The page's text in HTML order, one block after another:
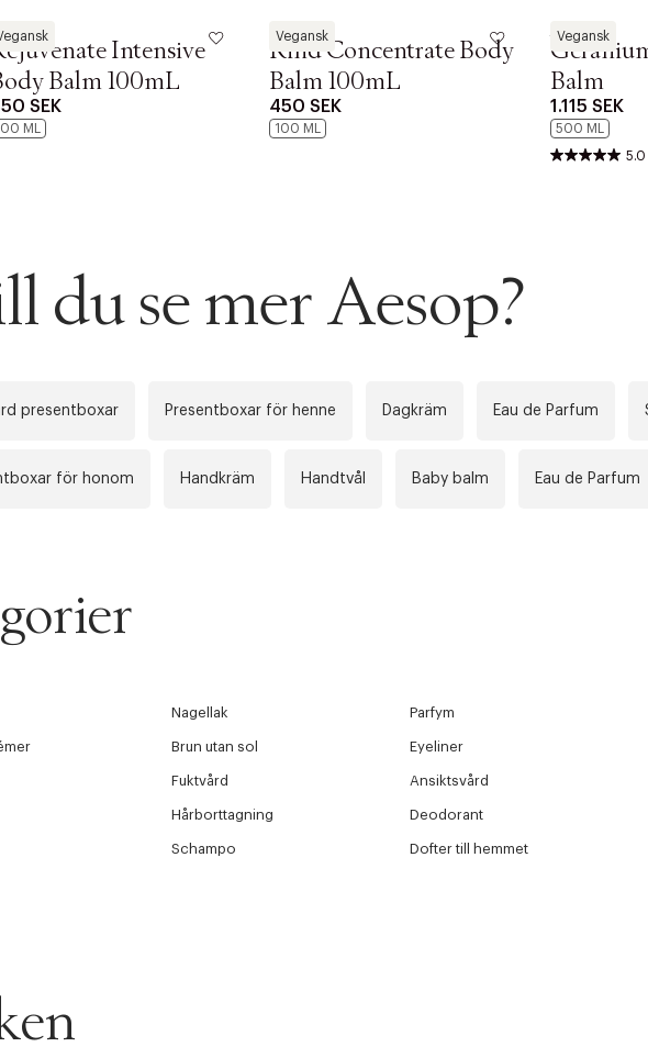
Intensive
Balm 100mL
SEK
ML
Vegansk
Aesop
Rind Concentrate Body
Balm 100mL
450 SEK
100 ML
Vegansk
Aesop
Balm
1.115 SEK
500 ML
5.0
du se mer Aesop?
presentboxar Presentboxar för henne Dagkräm Eau de Parfum
för honom Handkräm Handtvål Baby balm Eau de Parfum
Nagellak Parfym
Brun utan sol Eyeliner
Fuktvård Ansiktsvård
Hårborttagning Deodorant
Schampo Dofter till hemmet
Få 10% på ditt första köp som medlem
videoen
Stäng